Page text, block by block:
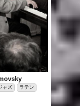
ャズ
ラテン